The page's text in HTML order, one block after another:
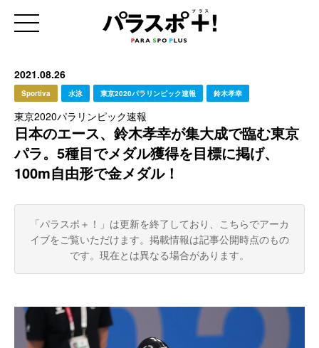
2021.08.26
Sportiva 水泳 東京2020パラリンピック速報 鈴木孝幸
東京2020パラリンピック速報
日本のエース、鈴木孝幸が集大成で臨む東京
パラ。5種目でメダル獲得を目標に掲げ、
100m自由形で金メダル！
「パラスポ＋！」は更新を終了しており、こちらでアーカ
イブをご覧いただけます。 掲載情報は記事公開時点のもの
です。現在とは異なる場合があります。